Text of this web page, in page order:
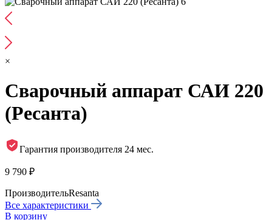
×
Сварочный аппарат САИ 220
(Ресанта)
Гарантия производителя 24 мес.
9 790 ₽
ПроизводительResanta
Все характеристики
В корзину